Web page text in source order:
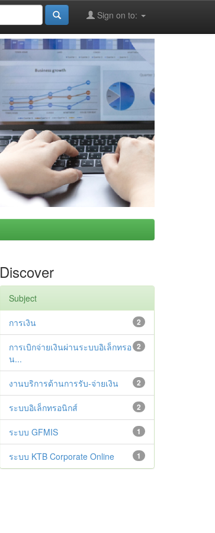
Sign on to:
Discover
Subject
2
การเงิน
2
การเบิกจ่ายเงินผ่านระบบอิเล็กทรอ
น...
2
งานบริการด้านการรับ-จ่ายเงิน
2
ระบบอิเล็กทรอนิกส์
1
ระบบ GFMIS
1
ระบบ KTB Corporate Online